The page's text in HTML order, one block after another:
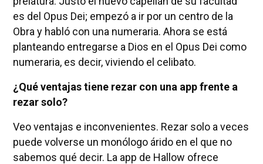
es del Opus Dei; empezó a ir por un centro de la
Obra y habló con una numeraria. Ahora se está
planteando entregarse a Dios en el Opus Dei como
numeraria, es decir, viviendo el celibato.
¿Qué ventajas tiene rezar con una app frente a
rezar solo?
Veo ventajas e inconvenientes. Rezar solo a veces
puede volverse un monólogo árido en el que no
sabemos qué decir. La app de Hallow ofrece